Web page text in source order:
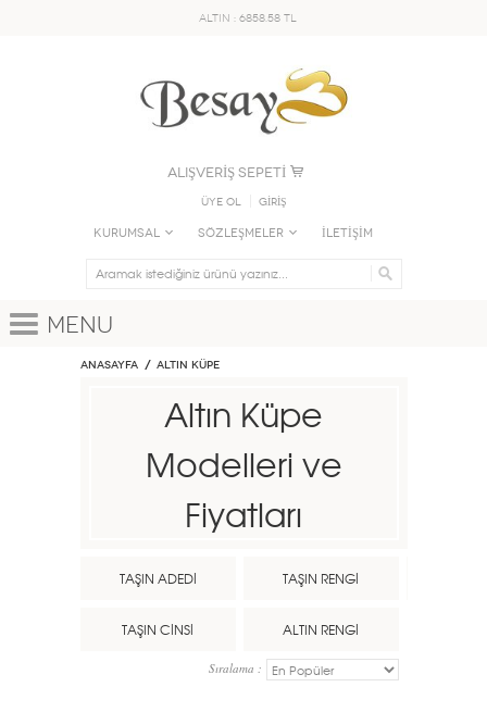
ALTIN : 6858.58 TL
ALIŞVERİŞ SEPETİ
Üye Ol GİRİŞ
KURUMSAL SÖZLEŞMELER İLETİŞİM
Menu
Anasayfa ALTIN KÜPE
Altın Küpe
Modelleri ve
Fiyatları
TAŞIN ADEDİ TAŞIN RENGİ
TAŞIN CİNSİ ALTIN RENGİ
Sıralama :